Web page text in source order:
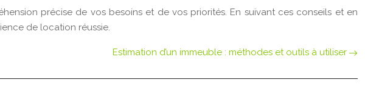
précise de vos besoins et de vos priorités. En suivant ces conseils et en
de location réussie.
Estimation d’un immeuble : méthodes et outils à utiliser